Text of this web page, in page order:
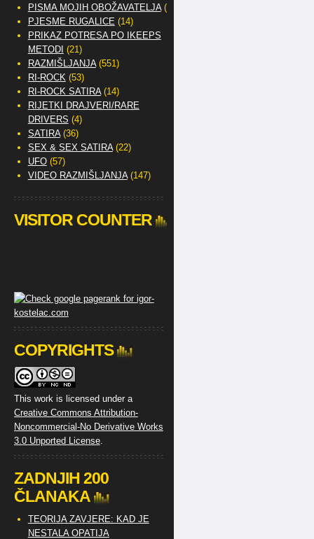
PISMA MOJIH OBOŽAVATELJA(2)
PJESME RUGALICE (14)
PRIKAZ POTRESA PO IKEEPS
METODI (21)
RAZMIŠLJANJA(551)
RI-ROCK(53)
RI-ROCK SATIRA(14)
RIJETKI DRAJVERI/RARE
DRIVERS (4)
SATIRA(36)
SEX & SEX SATIRA(22)
UFO(57)
VIDEO RAZMIŠLJANJA(147)
VISITOR COUNTER
COPYRIGHTS
This work is licensed under a
Creative Commons Attribution-
Noncommercial-No Derivative Works
3.0 Unported License.
ZADNJIH 200
ČLANAKA
TEORIJA ZAVJERE: KAD JE
NESTALA OPATIJA